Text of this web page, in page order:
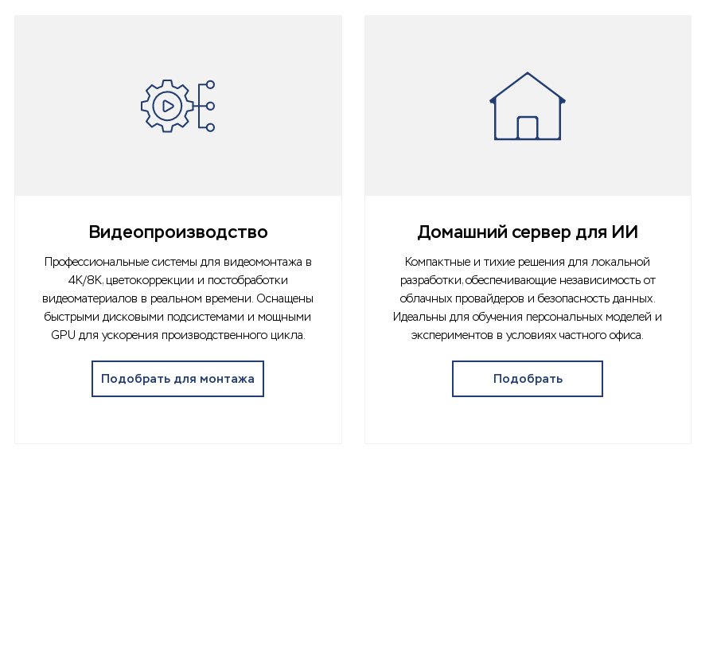
Видеопроизводство
Профессиональные системы для видеомонтажа в
4K/8K, цветокоррекции и постобработки
видеоматериалов в реальном времени. Оснащены
быстрыми дисковыми подсистемами и мощными
GPU для ускорения производственного цикла.
Подобрать для монтажа
Домашний сервер для ИИ
Компактные и тихие решения для локальной
разработки, обеспечивающие независимость от
облачных провайдеров и безопасность данных.
Идеальны для обучения персональных моделей и
экспериментов в условиях частного офиса.
Подобрать